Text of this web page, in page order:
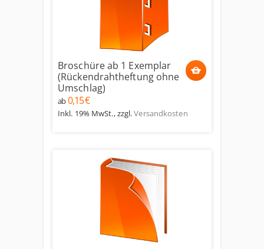
Broschüre ab 1 Exemplar
(Rückendrahtheftung ohne
Umschlag)
ab 0,15 €
Inkl. 19% MwSt.,zzgl.Versandkosten